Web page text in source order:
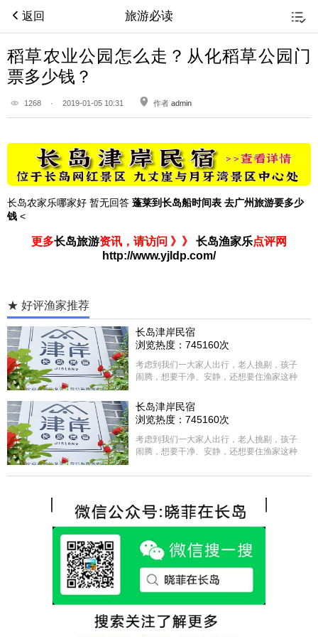
返回 旅游必读
稻草农业公园怎么走？从化稻草公园门
票多少钱？
1268 · 2019-01-05 10:31 作者 admin
长岛农家乐哪家好 暂无回答 蓬莱到长岛船时间表 去广州旅游要多少
钱 <
更多长岛旅游资讯，请访问 》》 长岛渔家乐点评网
http://www.yjldp.com/
★ 好评渔家推荐
长岛津岸民宿
浏览热度：745160次
考虑到我们一大家人出行，老人挑剔，孩子
闹腾，想要干净、安静，还想要住渔家这种
选择津岸民宿，实际体验客房很干净，饭菜
方面家里老人也很满意，整体饭菜给搭配的
很好，每顿饭也不重样的，海鲜确实是非常
的新鲜呢，另外值得一提的是，他家的海菜
包子非常好吃。 其实长岛可选的酒店、民宿
各不相同，可以根据自己的喜好选择。非常
热情，能根据我提出的需求来安排房间，这
点很好。
长岛津岸民宿
浏览热度：745160次
考虑到我们一大家人出行，老人挑剔，孩子
闹腾，想要干净、安静，还想要住渔家这种
选择津岸民宿，实际体验客房很干净，饭菜
很好，每顿饭也不重样的，海鲜确实是非常
的新鲜呢，另外值得一提的是，他家的海菜
包子非常好吃。 其实长岛可选的酒店、民宿
各不相同，可以根据自己的喜好选择。非常
推荐津岸民宿，关键是老板娘晓菲很细心、
热情，能根据我提出的需求来安排房间，这
点很好。